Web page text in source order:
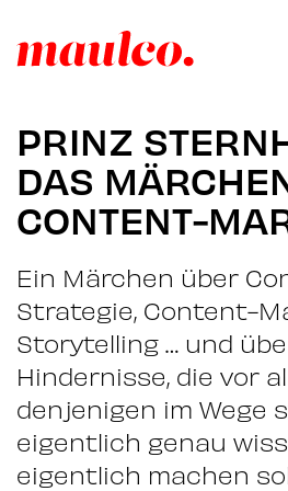
PRINZ
DAS
CONTENT-
Ein Märchen über
Strategie, Content-
Storytelling … und
Hindernisse, die vor
denjenigen im Wege
eigentlich genau
eigentlich machen